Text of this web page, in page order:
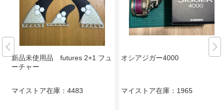
新品未使用品 futures 2+1 フュ
ーチャー
マイストア在庫： 4483
オシアジガー4000
マイストア在庫： 1965